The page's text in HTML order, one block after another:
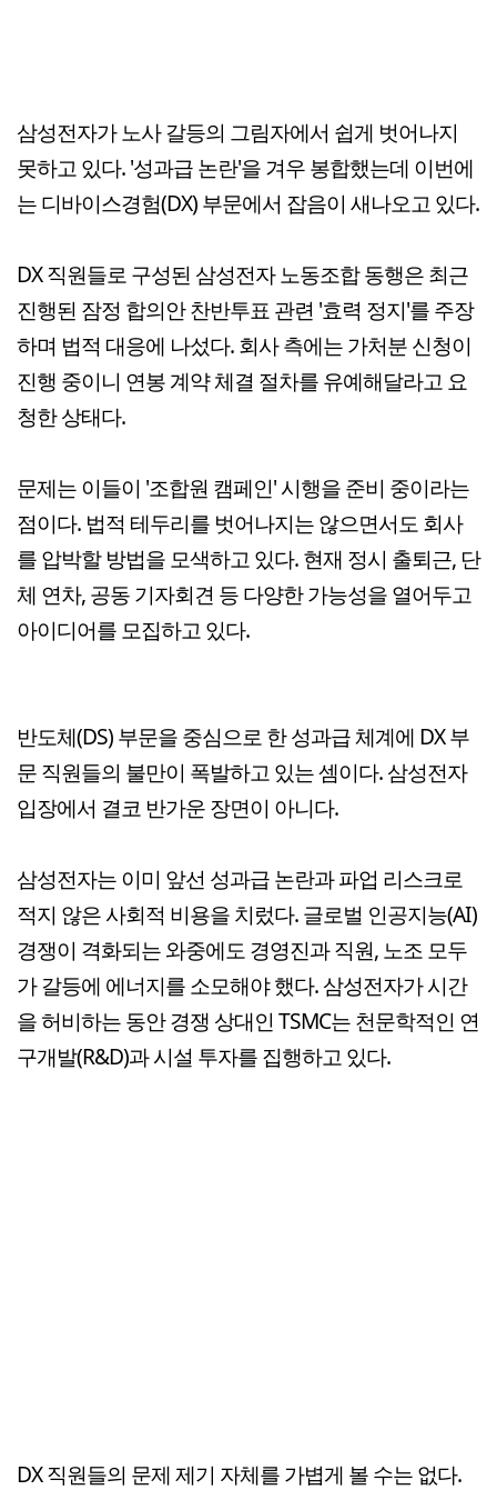
삼성전자가 노사 갈등의 그림자에서 쉽게 벗어나지
못하고 있다. '성과급 논란'을 겨우 봉합했는데 이번에
는 디바이스경험(DX) 부문에서 잡음이 새나오고 있다.
DX 직원들로 구성된 삼성전자 노동조합 동행은 최근
진행된 잠정 합의안 찬반투표 관련 '효력 정지'를 주장
하며 법적 대응에 나섰다. 회사 측에는 가처분 신청이
진행 중이니 연봉 계약 체결 절차를 유예해달라고 요
청한 상태다.
문제는 이들이 '조합원 캠페인' 시행을 준비 중이라는
점이다. 법적 테두리를 벗어나지는 않으면서도 회사
를 압박할 방법을 모색하고 있다. 현재 정시 출퇴근, 단
체 연차, 공동 기자회견 등 다양한 가능성을 열어두고
아이디어를 모집하고 있다.
반도체(DS) 부문을 중심으로 한 성과급 체계에 DX 부
문 직원들의 불만이 폭발하고 있는 셈이다. 삼성전자
입장에서 결코 반가운 장면이 아니다.
삼성전자는 이미 앞선 성과급 논란과 파업 리스크로
적지 않은 사회적 비용을 치렀다. 글로벌 인공지능(AI)
경쟁이 격화되는 와중에도 경영진과 직원, 노조 모두
가 갈등에 에너지를 소모해야 했다. 삼성전자가 시간
을 허비하는 동안 경쟁 상대인 TSMC는 천문학적인 연
구개발(R&D)과 시설 투자를 집행하고 있다.
DX 직원들의 문제 제기 자체를 가볍게 볼 수는 없다.